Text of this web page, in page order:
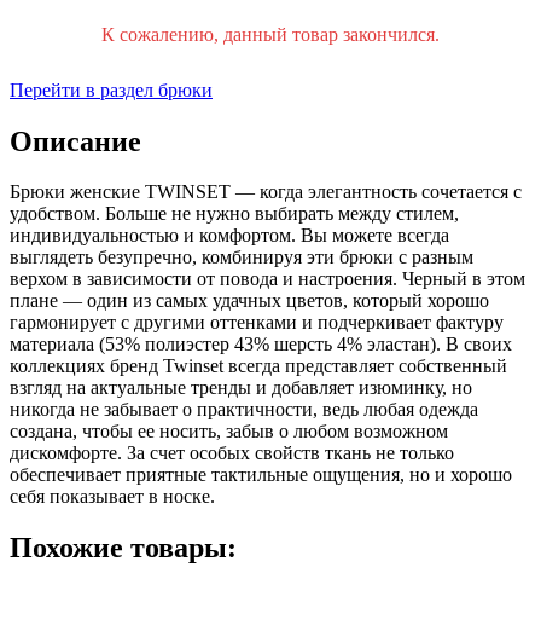
К сожалению, данный товар закончился.
Перейти в раздел брюки
Описание
Брюки женские TWINSET — когда элегантность сочетается с
удобством. Больше не нужно выбирать между стилем,
индивидуальностью и комфортом. Вы можете всегда
выглядеть безупречно, комбинируя эти брюки с разным
верхом в зависимости от повода и настроения. Черный в этом
плане — один из самых удачных цветов, который хорошо
гармонирует с другими оттенками и подчеркивает фактуру
материала (53% полиэстер 43% шерсть 4% эластан). В своих
коллекциях бренд Twinset всегда представляет собственный
взгляд на актуальные тренды и добавляет изюминку, но
никогда не забывает о практичности, ведь любая одежда
создана, чтобы ее носить, забыв о любом возможном
дискомфорте. За счет особых свойств ткань не только
обеспечивает приятные тактильные ощущения, но и хорошо
себя показывает в носке.
Похожие товары: